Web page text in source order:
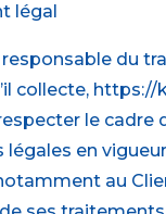
légal
du
collecte, https://
le cadre
en
au